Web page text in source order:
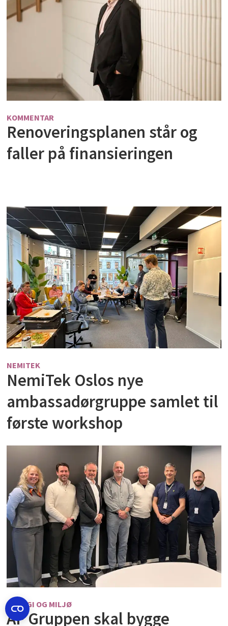
KOMMENTAR
Renoveringsplanen står og
faller på finansieringen
NEMITEK
NemiTek Oslos nye
ambassadørgruppe samlet til
første workshop
ENERGI OG MILJØ
AF Gruppen skal bygge